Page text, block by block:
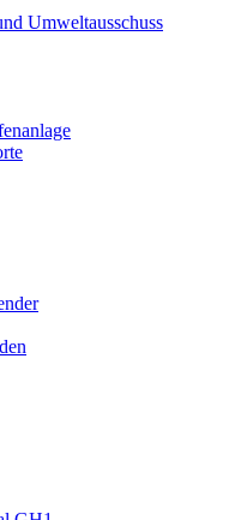
Umweltausschuss